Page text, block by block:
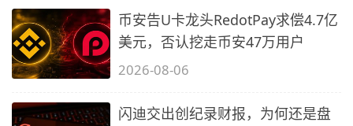
币安告U卡龙头RedotPay求偿4.7亿
美元，否认挖走币安47万用户
2026-08-06
闪迪交出创纪录财报，为何还是盘